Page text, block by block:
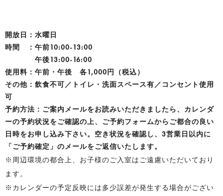
開放日：水曜日
時間 ：午前10:00-13:00
午後13:00-16:00
使用料：午前・午後 各1,000円（税込）
その他：飲食不可／トイレ・洗面スペース有／コンセント使用
可
予約方法：ご案内メールをお読みいただきましたら、カレンダ
ーの予約状況をご確認の上、ご予約フォームからご都合の良い
日時をお申し込み下さい。空き状況を確認し、3営業日以内に
「ご予約確定」のメールをご返信いたします。
※周辺環境の都合上、お子様のご入室はご遠慮いただいており
ます。
※カレンダーの予定反映には多少誤差が発生する場合がござい